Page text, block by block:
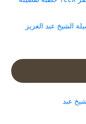
والدعاء 26 محرم 1448 لفضيلة الشيخ عبد العزيز
عبد